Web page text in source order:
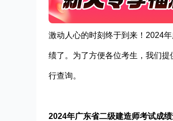
激动人心的时刻终于到来！2024
绩了。为了方便各位考生，我们
行查询。
2024年广东省二级建造师考试成绩